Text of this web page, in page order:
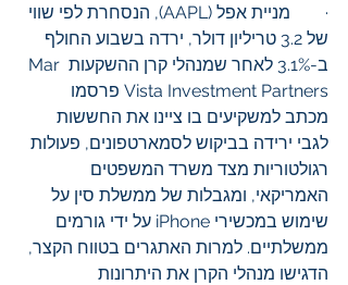
·        מניית אפל (AAPL), הנסחרת לפי שווי
של 3.2 טריליון דולר, ירדה בשבוע החולף
ב-3.1% לאחר שמנהלי קרן ההשקעות Mar
Vista Investment Partners פרסמו
מכתב למשקיעים בו ציינו את החששות
לגבי ירידה בביקוש לסמארטפונים, פעולות
רגולטוריות מצד משרד המשפטים
האמריקאי, ומגבלות של ממשלת סין על
שימוש במכשירי iPhone על ידי גורמים
ממשלתיים. למרות האתגרים בטווח הקצר,
הדגישו מנהלי הקרן את היתרונות